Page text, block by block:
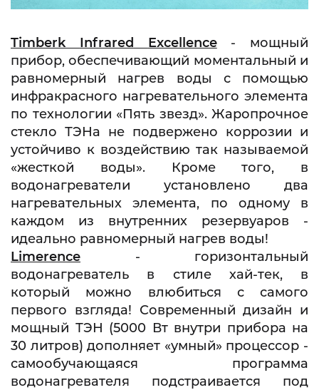
Timberk Infrared Excellence
- мощный
прибор, обеспечивающий моментальный и
равномерный нагрев воды с помощью
инфракрасного нагревательного элемента
по технологии «Пять звезд». Жаропрочное
стекло ТЭНа не подвержено коррозии и
устойчиво к воздействию так называемой
«жесткой воды». Кроме того, в
водонагреватели установлено два
нагревательных элемента, по одному в
каждом из внутренних резервуаров -
идеально равномерный нагрев воды!
Limerence - горизонтальный
водонагреватель в стиле хай-тек, в
который можно влюбиться с самого
первого взгляда! Современный дизайн и
мощный ТЭН (5000 Вт внутри прибора на
30 литров) дополняет «умный» процессор -
самообучающаяся программа
водонагревателя
подстраивается под